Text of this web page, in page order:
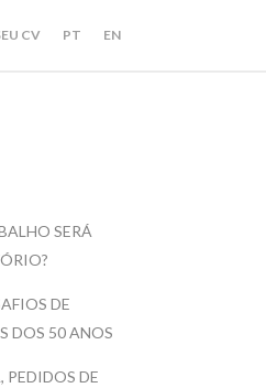
CV PT EN
SERÁ
DE
DOS 50 ANOS
PEDIDOS DE